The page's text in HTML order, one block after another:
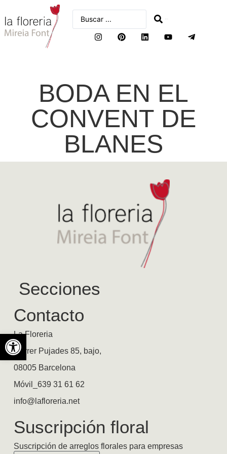
BODA EN EL
CONVENT DE
BLANES
Secciones
Contacto
La Floreria
Carrer Pujades 85, bajo,
08005 Barcelona
Móvil_639 31 61 62
info@lafloreria.net
Suscripción floral
Suscripción de arreglos florales para empresas
Abrir barra de herramientas